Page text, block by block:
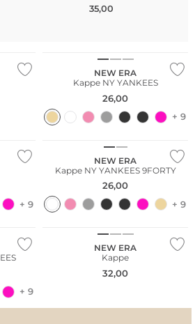
35,00
NEW ERA
Kappe NY YANKEES
26,00
+ 9
+ 9
NEW ERA
Kappe NY YANKEES 9FORTY
26,00
+ 9
+ 9
NEU
NEW ERA
Kappe
32,00